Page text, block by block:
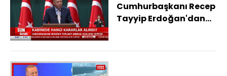
Cumhurbaşkanı Recep
Tayyip Erdoğan'dan